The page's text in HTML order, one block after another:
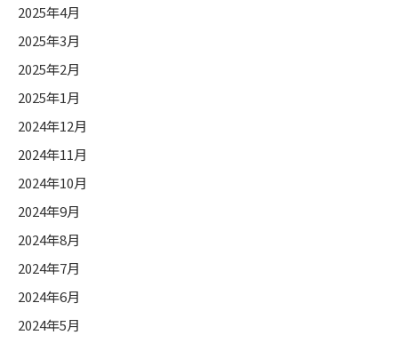
2025年4月
2025年3月
2025年2月
2025年1月
2024年12月
2024年11月
2024年10月
2024年9月
2024年8月
2024年7月
2024年6月
2024年5月